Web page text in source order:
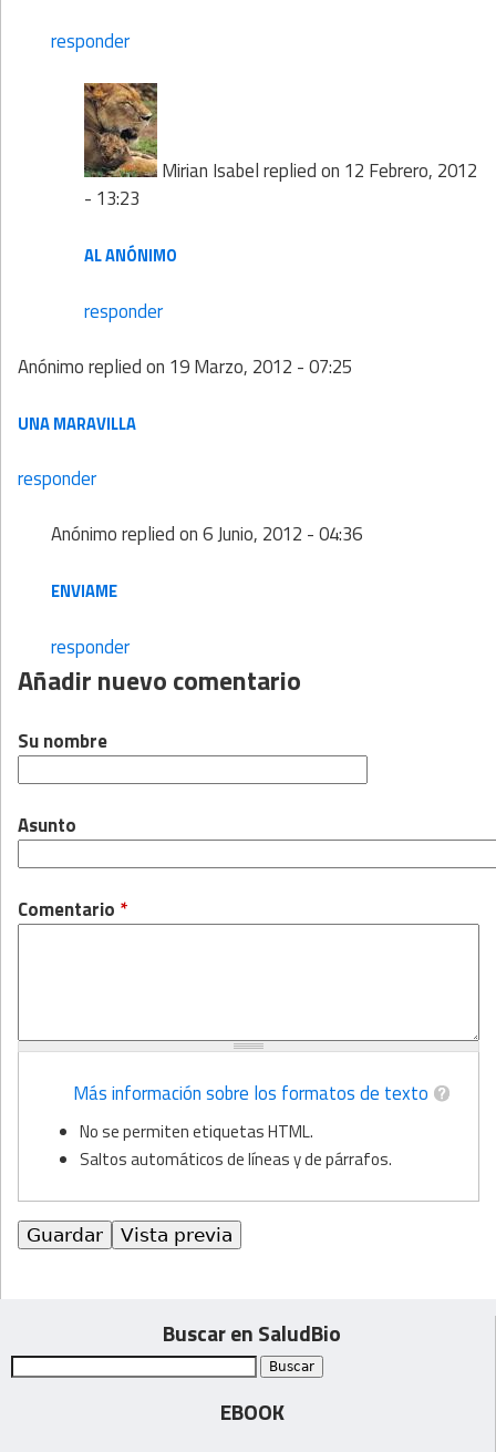
responder
Mirian Isabelreplied on 12 Febrero, 2012
- 13:23
AL ANÓNIMO
responder
Anónimoreplied on 19 Marzo, 2012 - 07:25
UNA MARAVILLA
responder
Anónimoreplied on6 Junio, 2012 - 04:36
ENVIAME
responder
Añadir nuevo comentario
Su nombre
Asunto
Comentario *
Más información sobre los formatos de texto
No se permiten etiquetas HTML.
Saltos automáticos de líneas y de párrafos.
Buscar en SaludBio
EBOOK